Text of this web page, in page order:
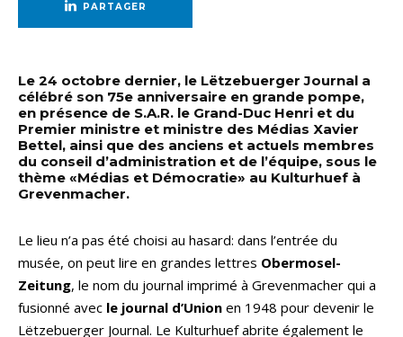
PARTAGER
Le 24 octobre dernier, le Lëtzebuerger Journal a
célébré son 75e anniversaire en grande pompe,
en présence de S.A.R. le Grand-Duc Henri et du
Premier ministre et ministre des Médias Xavier
Bettel, ainsi que des anciens et actuels membres
du conseil d’administration et de l’équipe, sous le
thème «Médias et Démocratie» au Kulturhuef à
Grevenmacher.
Le lieu n’a pas été choisi au hasard: dans l’entrée du
musée, on peut lire en grandes lettres Obermosel-
Zeitung, le nom du journal imprimé à Grevenmacher qui a
fusionné avec le journal d’Union en 1948 pour devenir le
Lëtzebuerger Journal. Le Kulturhuef abrite également le